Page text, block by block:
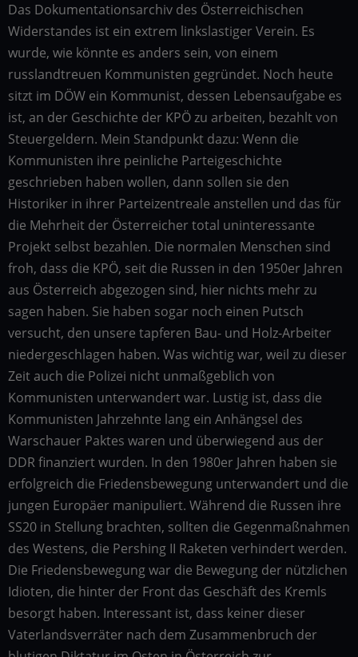
Das Dokumentationsarchiv des Österreichischen
Widerstandes ist ein extrem linkslastiger Verein. Es
wurde, wie könnte es anders sein, von einem
russlandtreuen Kommunisten gegründet. Noch heute
sitzt im DÖW ein Kommunist, dessen Lebensaufgabe es
ist, an der Geschichte der KPÖ zu arbeiten, bezahlt von
Steuergeldern. Mein Standpunkt dazu: Wenn die
Kommunisten ihre peinliche Parteigeschichte
geschrieben haben wollen, dann sollen sie den
Historiker in ihrer Parteizentreale anstellen und das für
die Mehrheit der Österreicher total uninteressante
Projekt selbst bezahlen. Die normalen Menschen sind
froh, dass die KPÖ, seit die Russen in den 1950er Jahren
aus Österreich abgezogen sind, hier nichts mehr zu
sagen haben. Sie haben sogar noch einen Putsch
versucht, den unsere tapferen Bau- und Holz-Arbeiter
niedergeschlagen haben. Was wichtig war, weil zu dieser
Zeit auch die Polizei nicht unmaßgeblich von
Kommunisten unterwandert war. Lustig ist, dass die
Kommunisten Jahrzehnte lang ein Anhängsel des
Warschauer Paktes waren und überwiegend aus der
DDR finanziert wurden. In den 1980er Jahren haben sie
erfolgreich die Friedensbewegung unterwandert und die
jungen Europäer manipuliert. Während die Russen ihre
SS20 in Stellung brachten, sollten die Gegenmaßnahmen
des Westens, die Pershing II Raketen verhindert werden.
Die Friedensbewegung war die Bewegung der nützlichen
Idioten, die hinter der Front das Geschäft des Kremls
besorgt haben. Interessant ist, dass keiner dieser
Vaterlandsverräter nach dem Zusammenbruch der